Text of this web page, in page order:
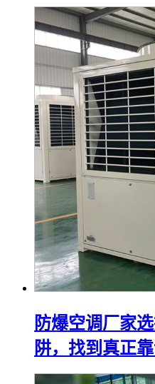
防爆空调厂家
阱，找到真正